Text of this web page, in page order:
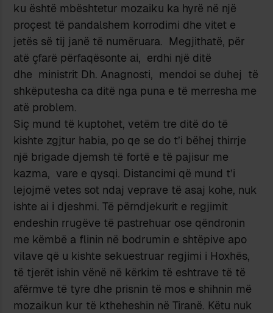
ku është mbështetur mozaiku ka hyrë në një
proçest të pandalshem korrodimi dhe vitet e
jetës së tij janë të numëruara. Megjithatë, për
atë çfarë përfaqësonte ai, erdhi një ditë
dhe ministrit Dh. Anagnosti, mendoi se duhej të
shkëputesha ca ditë nga puna e të merresha me
atë problem.
Siç mund të kuptohet, vetëm tre ditë do të
kishte zgjtur habia, po qe se do t’i bëhej thirrje
një brigade djemsh të fortë e të pajisur me
kazma, vare e qysqi. Distancimi që mund t’i
lejojmë vetes sot ndaj veprave të asaj kohe, nuk
ishte ai i djeshmi. Të përndjekurit e regjimit
endeshin rrugëve të pastrehuar ose qëndronin
me këmbë a flinin në bodrumin e shtëpive apo
vilave që u kishte sekuestruar regjimi i Hoxhës,
të tjerët ishin vënë në kërkim të eshtrave të të
afërmve të tyre dhe prisnin të mos e shihnin më
mozaikun kur të ktheheshin në Tiranë. Këtu nuk